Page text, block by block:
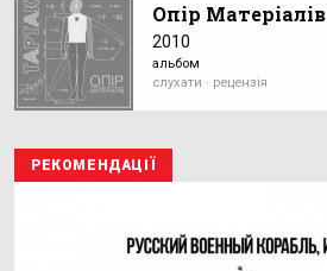
Опір Матеріалів
2010
альбом
слухати · рецензія
РЕКОМЕНДАЦІЇ